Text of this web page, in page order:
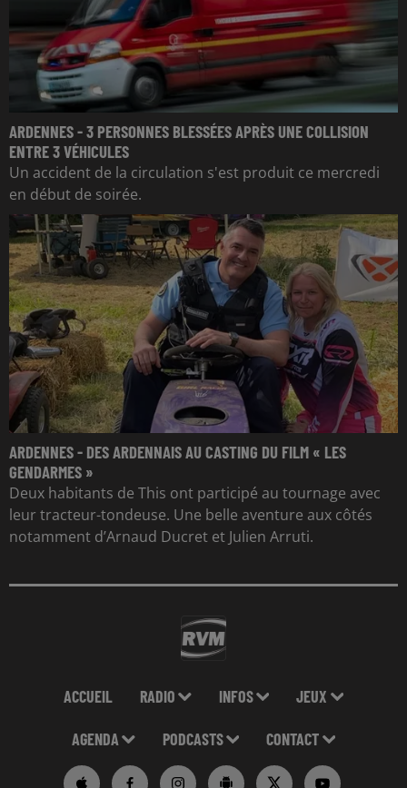
ARDENNES - 3 PERSONNES BLESSÉES APRÈS UNE COLLISION
ENTRE 3 VÉHICULES
Un accident de la circulation s'est produit ce mercredi
en début de soirée.
ARDENNES - DES ARDENNAIS AU CASTING DU FILM « LES
GENDARMES »
Deux habitants de This ont participé au tournage avec
leur tracteur-tondeuse. Une belle aventure aux côtés
notamment d’Arnaud Ducret et Julien Arruti.
ACCUEIL RADIO INFOS JEUX
AGENDA PODCASTS CONTACT